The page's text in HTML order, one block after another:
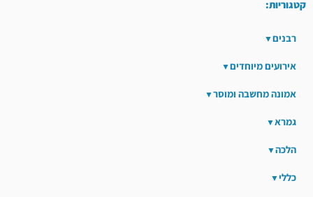
קטגוריות:
רבנים
אירועים מיוחדים
אמונה מחשבה ומוסר
גמרא
הלכה
כללי